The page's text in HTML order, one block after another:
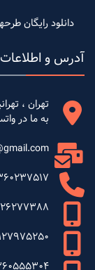
دانلود رایگان
آدرس و
تهران ،
به ما در
09126277388
09127975250 (امیر
09360555304 (ایمان